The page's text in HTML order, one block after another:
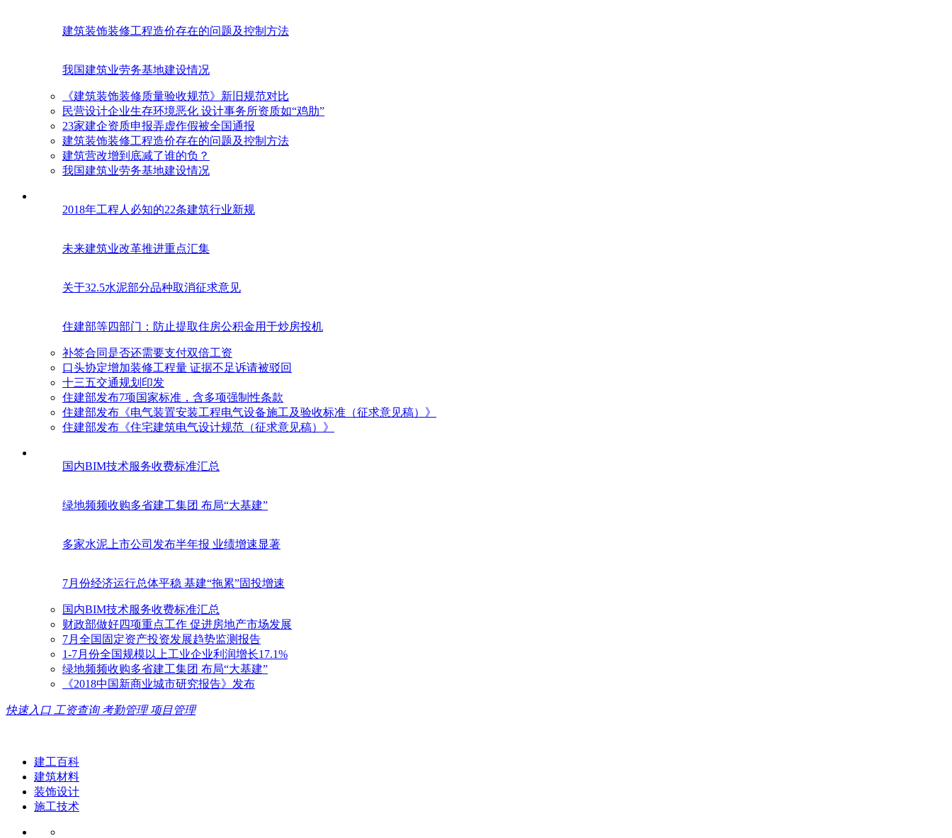
建筑装饰装修工程造价存在的问题及控制方法
我国建筑业劳务基地建设情况
《建筑装饰装修质量验收规范》新旧规范对比
民营设计企业生存环境恶化 设计事务所资质如“鸡肋”
23家建企资质申报弄虚作假被全国通报
建筑装饰装修工程造价存在的问题及控制方法
建筑营改增到底减了谁的负？
我国建筑业劳务基地建设情况
2018年工程人必知的22条建筑行业新规
未来建筑业改革推进重点汇集
关于32.5水泥部分品种取消征求意见
住建部等四部门：防止提取住房公积金用于炒房投机
补签合同是否还需要支付双倍工资
口头协定增加装修工程量 证据不足诉请被驳回
十三五交通规划印发
住建部发布7项国家标准，含多项强制性条款
住建部发布《电气装置安装工程电气设备施工及验收标准（征求意见稿）》
住建部发布《住宅建筑电气设计规范（征求意见稿）》
国内BIM技术服务收费标准汇总
绿地频频收购多省建工集团 布局“大基建”
多家水泥上市公司发布半年报 业绩增速显著
7月份经济运行总体平稳 基建“拖累”固投增速
国内BIM技术服务收费标准汇总
财政部做好四项重点工作 促进房地产市场发展
7月全国固定资产投资发展趋势监测报告
1-7月份全国规模以上工业企业利润增长17.1%
绿地频频收购多省建工集团 布局“大基建”
《2018中国新商业城市研究报告》发布
快速入口 工资查询 考勤管理 项目管理
建工百科
建筑材料
装饰设计
施工技术